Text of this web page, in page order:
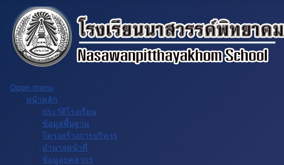
Open menu
หน้าหลัก
ประวัติโรงเรียน
ข้อมูลพื้นฐาน
โครงสร้างการบริหาร
อำนาจหน้าที่
ข้อมูลบุคลากร